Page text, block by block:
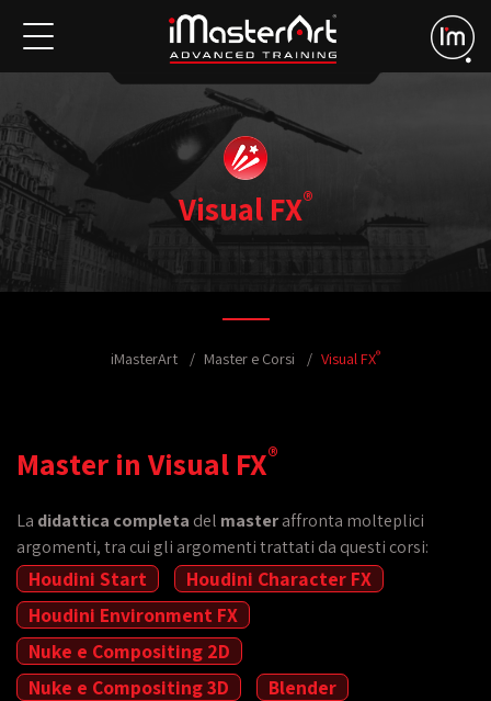
Visual FX®
iMasterArt Master e Corsi Visual FX®
Master in Visual FX®
La didattica completa del masteraffronta molteplici
argomenti, tra cui gli argomenti trattati da questi corsi:
Houdini Start
Houdini Character FX
Houdini Environment FX
Nuke e Compositing 2D
Nuke e Compositing 3D
Blender